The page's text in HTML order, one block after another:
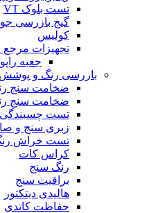
تست بلوک VT
گیج بازرسی
کولیس
تجهیزات مرجع
جعبه
بازرسی رنگ و پوشش
ضخامت سنج
ضخامت سنج
تست
زبری سنج و
تست خراش
کراس کات
رنگ سنج
براقیت سنج
هالیدی دیتکتور
حفاظت کاتدی